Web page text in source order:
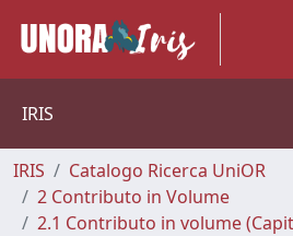
IRIS
IRIS
Catalogo Ricerca UniOR
2 Contributo in Volume
2.1 Contributo in volume